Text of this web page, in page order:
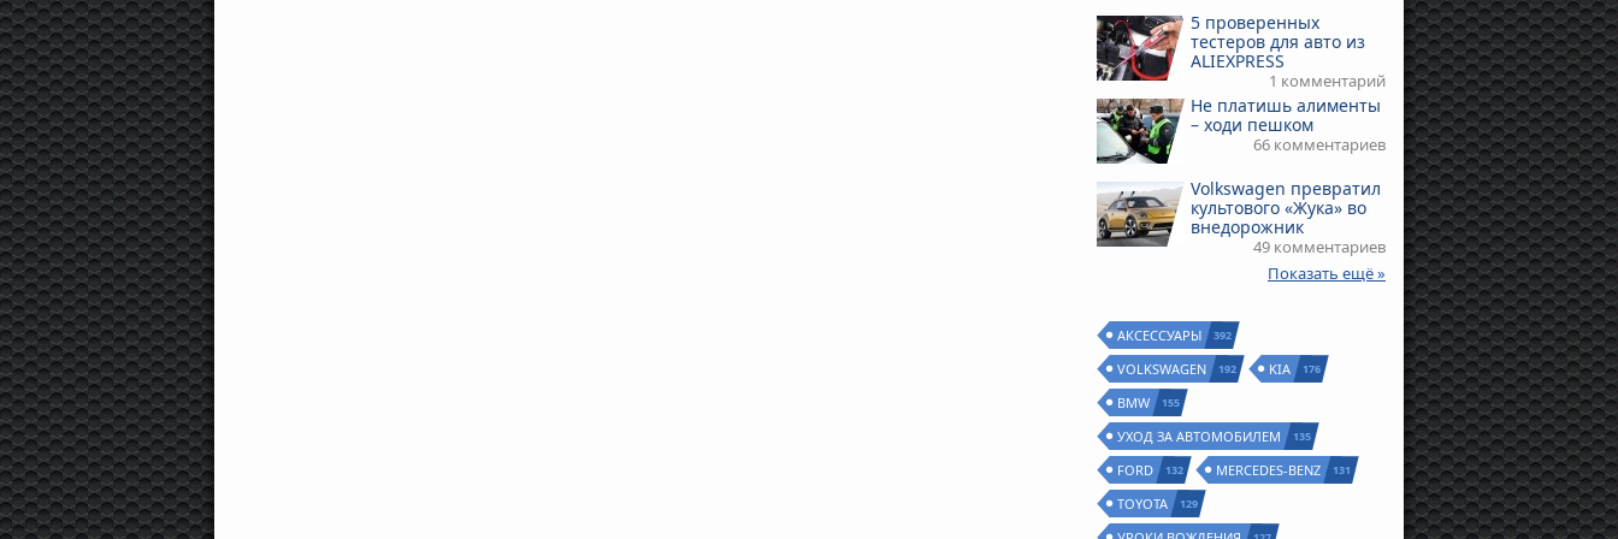
5 проверенных
тестеров для авто из
ALIEXPRESS
1 комментарий
Не платишь алименты
– ходи пешком
66 комментариев
Volkswagen превратил
культового «Жука» во
внедорожник
49 комментариев
Показать ещё »
АКСЕССУАРЫ 392
VOLKSWAGEN 192 KIA 176
BMW 155
УХОД ЗА АВТОМОБИЛЕМ 135
FORD 132 MERCEDES-BENZ 131
TOYOTA 129